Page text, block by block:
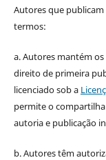
Autores que
termos:
a. Autores mantém
direito de primeira
licenciado sob a
permite o
autoria e publicação
b. Autores têm